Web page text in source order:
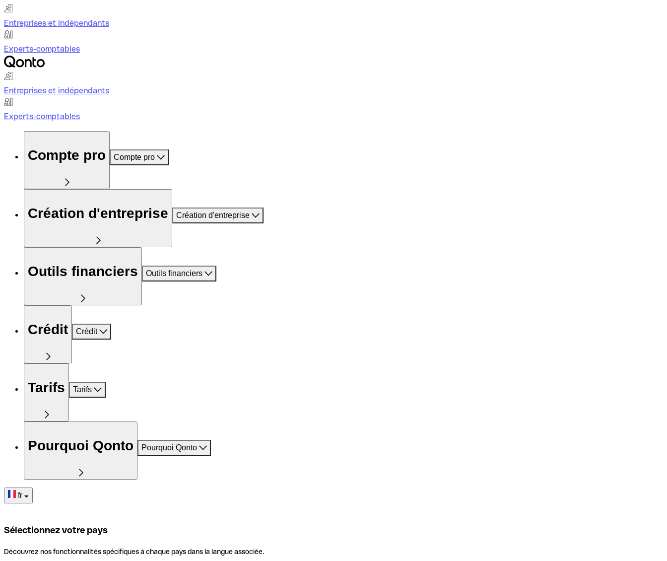
Entreprises et indépendants
Experts-comptables
Entreprises et indépendants
Experts-comptables
Compte pro Compte pro
Création d'entreprise Création d'entreprise
Outils financiers Outils financiers
Crédit Crédit
Tarifs Tarifs
Pourquoi Qonto Pourquoi Qonto
fr
Sélectionnez votre pays
Découvrez nos fonctionnalités spécifiques à chaque pays dans la langue associée.